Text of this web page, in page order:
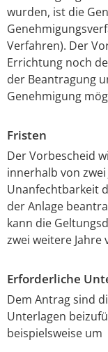
wurden, ist die
Verfahren). Der
Errichtung noch
der Beantragung
Genehmigung
Fristen
Der Vorbescheid
innerhalb von
Unanfechtbarkeit
der Anlage
kann die
zwei weitere
Erforderliche
Dem Antrag sind
Unterlagen
beispielsweise um